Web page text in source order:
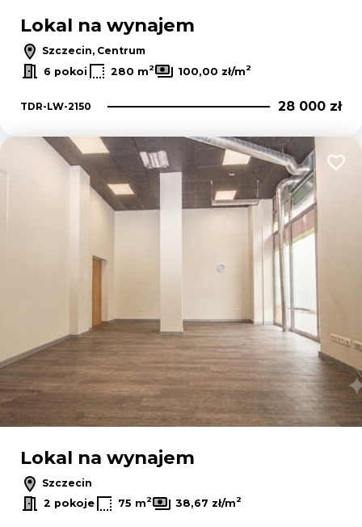
Lokal na wynajem
Szczecin, Centrum
6 pokoi
280 m2 100,00 zł/m2
TDR-LW-2150 28 000 zł
Lokal na wynajem
Szczecin
2 pokoje
75 m2 38,67 zł/m2